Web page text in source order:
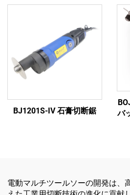
ド
BJ1201S-IV 石膏切断鋸
バ
電動マルチツールソーの開発は、